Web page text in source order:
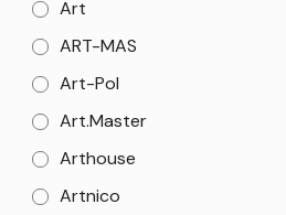
Art
ART-MAS
Art-Pol
Art.Master
Arthouse
Artnico